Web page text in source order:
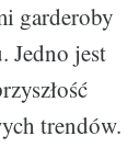
garderoby
Jedno jest
trendów.